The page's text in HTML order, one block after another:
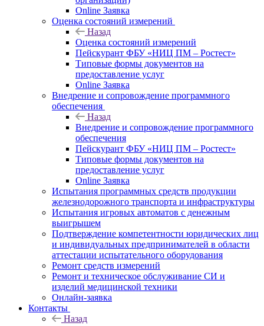
Online Заявка
Оценка состояний измерений
Назад
Оценка состояний измерений
Пейскурант ФБУ «НИЦ ПМ – Ростест»
Типовые формы документов на
предоставление услуг
Online Заявка
Внедрение и сопровождение программного
обеспечения
Назад
Внедрение и сопровождение программного
обеспечения
Пейскурант ФБУ «НИЦ ПМ – Ростест»
Типовые формы документов на
предоставление услуг
Online Заявка
Испытания программных средств продукции
железнодорожного транспорта и инфраструктуры
Испытания игровых автоматов с денежным
выигрышем
Подтверждение компетентности юридических лиц
и индивидуальных предпринимателей в области
аттестации испытательного оборудования
Ремонт средств измерений
Ремонт и техническое обслуживание СИ и
изделий медицинской техники
Онлайн-заявка
Контакты
Назад